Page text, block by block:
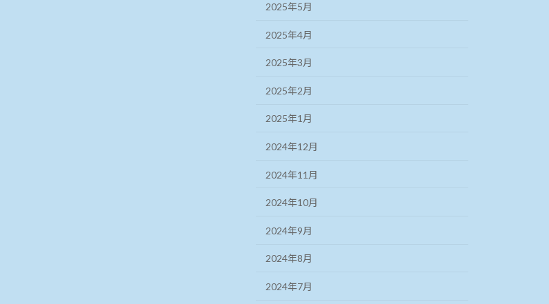
2025年5月
2025年4月
2025年3月
2025年2月
2025年1月
2024年12月
2024年11月
2024年10月
2024年9月
2024年8月
2024年7月